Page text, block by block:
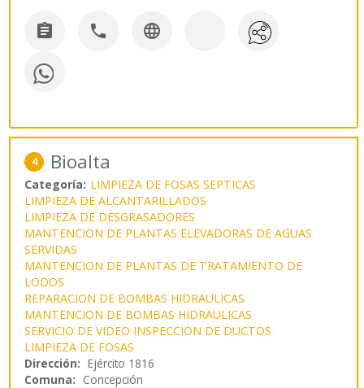
  
4 Bioalta
Categoría: LIMPIEZA DE FOSAS SEPTICAS
LIMPIEZA DE ALCANTARILLADOS
LIMPIEZA DE DESGRASADORES
MANTENCION DE PLANTAS ELEVADORAS DE AGUAS
SERVIDAS
MANTENCION DE PLANTAS DE TRATAMIENTO DE
LODOS
REPARACION DE BOMBAS HIDRAULICAS
MANTENCION DE BOMBAS HIDRAULICAS
SERVICIO DE VIDEO INSPECCION DE DUCTOS
LIMPIEZA DE FOSAS
Dirección: Ejército 1816
Comuna: Concepción